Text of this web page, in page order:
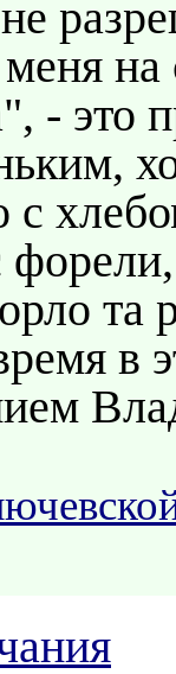
- это
с
та
в